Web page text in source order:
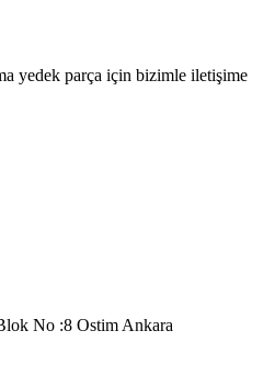
yedek parça için bizimle iletişime
No :8 Ostim Ankara